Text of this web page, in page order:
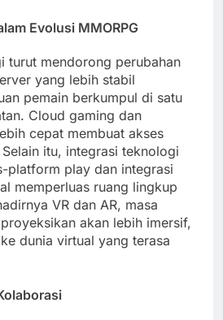
Evolusi MMORPG
turut mendorong perubahan
yang lebih stabil
pemain berkumpul di satu
Cloud gaming dan
cepat membuat akses
itu, integrasi teknologi
platform play dan integrasi
memperluas ruang lingkup
VR dan AR, masa
akan lebih imersif,
dunia virtual yang terasa